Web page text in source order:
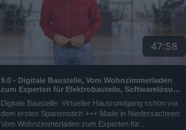
47:58
9.0 - Digitale Baustelle, Vom Wohnzimmerladen
zum Experten für Elektrobauteile, Softwarelösung
Intelligenz unterstützt Käufer im Internet,
Innovative Software schützt Firmen vor
Hackerangriffen | Digital Wor
Digitale Baustelle: Virtueller Hausrundgang schon vor
dem ersten Spartenstich +++ Made in Niedersachsen:
Vom Wohnzimmerladen zum Experten für